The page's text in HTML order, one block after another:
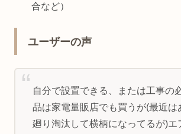
合など）
ユーザーの声
自分で設置できる、または工事の
品は家電量販店でも買うが(最近は
廻り淘汰して横柄になってるが)エ